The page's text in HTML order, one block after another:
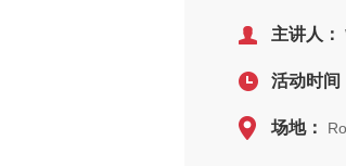
主讲人：
活动时间
场地：